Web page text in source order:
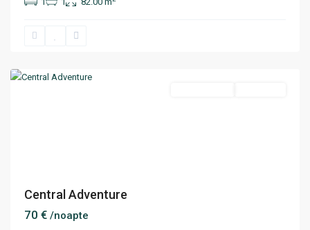
Centru
Central Adventure
70 € /noapte